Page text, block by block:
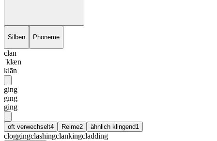
Silben Phoneme
clan
ˈklæn
klān
ging
gɪng
ging
oft verwechselt4 Reime2 ähnlich klingend1
cloggingclashingclankingcladding